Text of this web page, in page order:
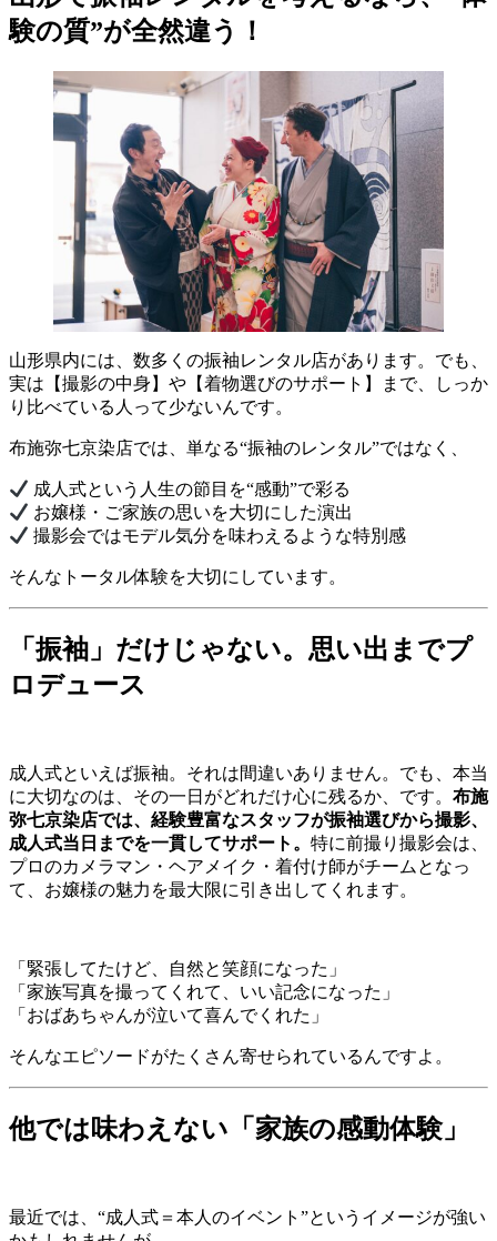
験の質”が全然違う！
山形県内には、数多くの振袖レンタル店があります。でも、
実は【撮影の中身】や【着物選びのサポート】まで、しっか
り比べている人って少ないんです。
布施弥七京染店では、単なる“振袖のレンタル”ではなく、
成人式という人生の節目を“感動”で彩る
お嬢様・ご家族の思いを大切にした演出
撮影会ではモデル気分を味わえるような特別感
そんなトータル体験を大切にしています。
「振袖」だけじゃない。思い出までプ
ロデュース
成人式といえば振袖。それは間違いありません。でも、本当
に大切なのは、その一日がどれだけ心に残るか、です。 布施
弥七京染店では、経験豊富なスタッフが振袖選びから撮影、
成人式当日までを一貫してサポート。 特に前撮り撮影会は、
プロのカメラマン・ヘアメイク・着付け師がチームとなっ
て、お嬢様の魅力を最大限に引き出してくれます。
「緊張してたけど、自然と笑顔になった」
「家族写真を撮ってくれて、いい記念になった」
「おばあちゃんが泣いて喜んでくれた」
そんなエピソードがたくさん寄せられているんですよ。
他では味わえない「家族の感動体験」
最近では、“成人式＝本人のイベント”というイメージが強い